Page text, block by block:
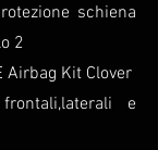
schiena
2
Airbag Kit Clover
e